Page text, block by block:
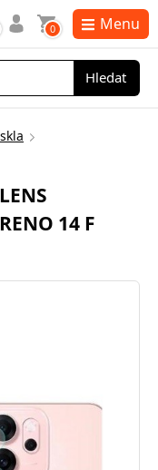
Hledat
0 Menu
14 F